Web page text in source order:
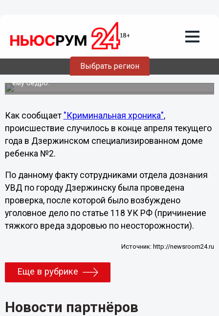
Выбрать регион
Сотрудница детдома сломала ногу 3-
летнему ребенку
52-летняя санитарка пеленала ребенка, страдающего
тяжелым заболеванием, и по неосторожности сломала
ему бедро.
Как сообщает "Криминальная хроника",
происшествие случилось в конце апреля текущего
года в Дзержинском специализированном доме
ребенка №2.
По данному факту сотрудниками отдела дознания
УВД по городу Дзержинску была проведена
проверка, после которой было возбуждено
уголовное дело по статье 118 УК РФ (причинение
тяжкого вреда здоровью по неосторожности).
Источник: http://newsroom24.ru
Еще в рубрике
Новости партнёров